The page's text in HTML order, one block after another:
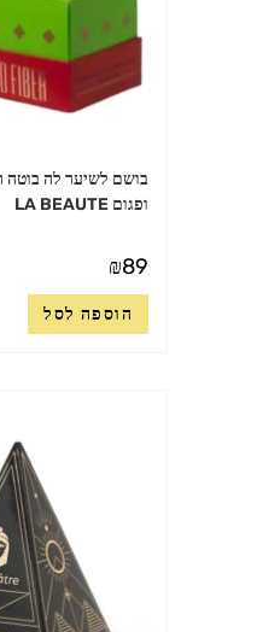
בושם לשיער לה בוטה
ופגום LA BEAUTE
₪89
הוספה לסל